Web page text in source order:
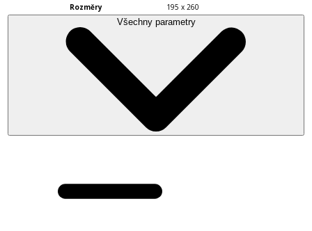
Rozměry
195 x 260
Všechny parametry